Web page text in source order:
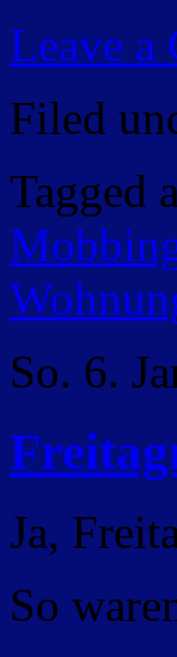
Leave a
Filed
Tagged
So. 6.
Ja,
So